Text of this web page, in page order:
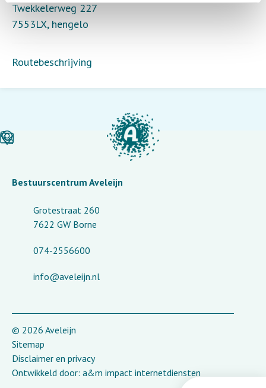
Twekkelerweg 227
7553LX, hengelo
Routebeschrijving
Bestuurscentrum Aveleijn
Grotestraat 260
7622 GW Borne
074-2556600
info@aveleijn.nl
© 2026 Aveleijn
Sitemap
Disclaimer en privacy
Ontwikkeld door: a&m impact internetdiensten